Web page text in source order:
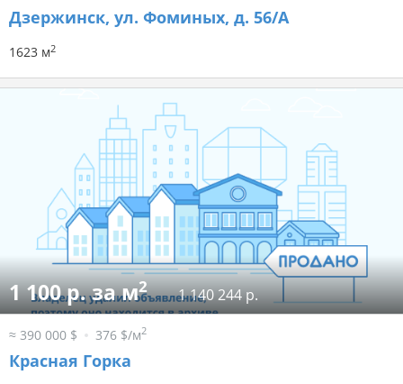
Дзержинск, ул. Фоминых, д. 56/А
1623 м2
1 100 р. за м2 1 140 244 р.
≈ 390 000 $ 376 $/м2
Красная Горка